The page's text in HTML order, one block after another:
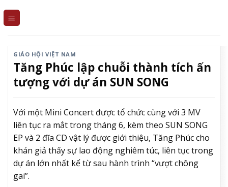
GIÁO HỘI VIỆT NAM
Tăng Phúc lập chuỗi thành tích ấn
tượng với dự án SUN SONG
Với một Mini Concert được tổ chức cùng với 3 MV
liên tục ra mắt trong tháng 6, kèm theo SUN SONG
EP và 2 đĩa CD vật lý được giới thiệu, Tăng Phúc cho
khán giả thấy sự lao động nghiêm túc, liên tục trong
dự án lớn nhất kể từ sau hành trình “vượt chông
gai”.